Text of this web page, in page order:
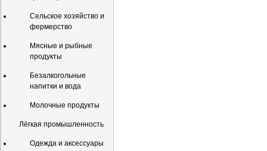
Сельское хозяйство и
фермерство
Мясные и рыбные
продукты
Безалкогольные
напитки и вода
Молочные продукты
Лёгкая промышленность
Одежда и аксессуары